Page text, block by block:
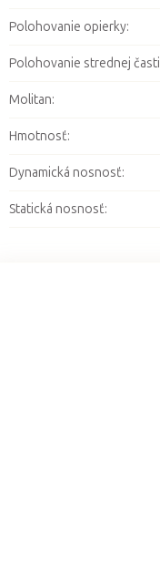
Polohovanie opierky:
Polohovanie strednej časti
Molitan:
Hmotnosť:
Dynamická nosnosť:
Statická nosnosť: